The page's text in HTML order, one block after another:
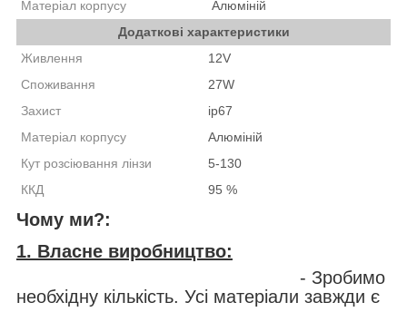
Матеріал корпусу
Алюміній
Додаткові характеристики
Живлення
12V
Споживання
27W
Захист
ip67
Матеріал корпусу
Алюміній
Кут розсіювання лінзи
5-130
ККД
95 %
Чому ми?:
1. Власне виробництво:
- Зробимо
необхідну кількість. Усі матеріали завжди є